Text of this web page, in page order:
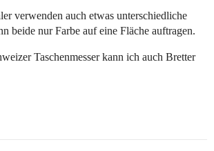
verwenden auch etwas unterschiedliche
beide nur Farbe auf eine Fläche auftragen.
Taschenmesser kann ich auch Bretter